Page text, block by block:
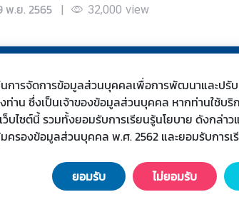
พ.ย. 2565 | 32,000 view
วันทำการ : จันทร์ - ศุกร์ เวลา 08.30 -
นการจัดการข้อมูลส่วนบุคคลเพื่อการพัฒนาและปรับ
น ซึ่งเป็นเจ้าของข้อมูลส่วนบุคคล หากท่านใช้บริก
ไซต์นี้ รวมทั้งยอมรับการเรียนรู้นโยบาย ดังกล่าว
องข้อมูลส่วนบุคคล พ.ศ. 2562 และยอมรับการเ
ยอมรับ ไม่ยอมรับ